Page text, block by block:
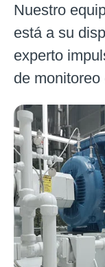
Nuestro
está a su
experto
de